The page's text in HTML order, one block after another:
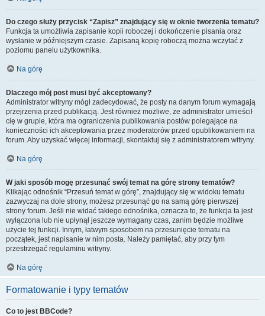
Do czego służy przycisk “Zapisz” znajdujący się w oknie tworzenia tematu?
Funkcja ta umożliwia zapisanie kopii roboczej i dokończenie pisania oraz
wysłanie w późniejszym czasie. Zapisaną kopię roboczą można wczytać z
poziomu panelu użytkownika.
Na górę
Dlaczego mój post musi być akceptowany?
Administrator witryny mógł zadecydować, że posty na danym forum wymagają
przejrzenia przed publikacją. Jest również możliwe, że administrator umieścił
cię w grupie, która ma ograniczenia publikowania postów polegające na
konieczności ich akceptowania przez moderatorów przed opublikowaniem na
forum. Aby uzyskać więcej informacji, skontaktuj się z administratorem witryny.
Na górę
W jaki sposób mogę przesunąć swój temat na górę strony tematów?
Klikając odnośnik “Przesuń temat w górę”, znajdujący się w widoku tematu
zazwyczaj na dole strony, możesz przesunąć go na samą górę pierwszej
strony forum. Jeśli nie widać takiego odnośnika, oznacza to, że funkcja ta jest
wyłączona lub nie upłynął jeszcze wymagany czas, zanim będzie możliwe
użycie tej funkcji. Innym, łatwym sposobem na przesunięcie tematu na
początek, jest napisanie w nim posta. Należy pamiętać, aby przy tym
przestrzegać regulaminu witryny.
Na górę
Formatowanie i typy tematów
Co to jest BBCode?